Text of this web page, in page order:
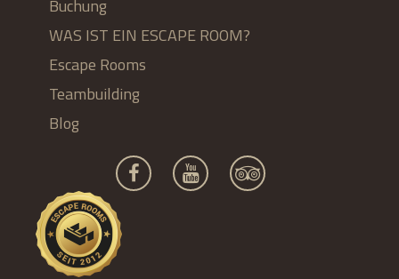
Buchung
WAS IST EIN ESCAPE ROOM?
Escape Rooms
Teambuilding
Blog